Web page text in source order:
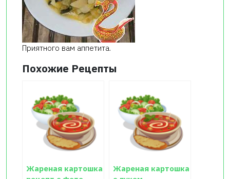
Приятного вам аппетита.
Похожие Рецепты
Жареная картошка
Жареная картошка